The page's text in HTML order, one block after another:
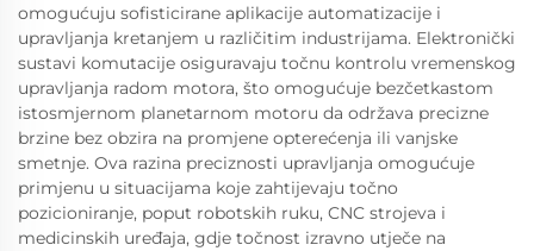
omogućuju sofisticirane aplikacije automatizacije i
upravljanja kretanjem u različitim industrijama. Elektronički
sustavi komutacije osiguravaju točnu kontrolu vremenskog
upravljanja radom motora, što omogućuje bezčetkastom
istosmjernom planetarnom motoru da održava precizne
brzine bez obzira na promjene opterećenja ili vanjske
smetnje. Ova razina preciznosti upravljanja omogućuje
primjenu u situacijama koje zahtijevaju točno
pozicioniranje, poput robotskih ruku, CNC strojeva i
medicinskih uređaja, gdje točnost izravno utječe na